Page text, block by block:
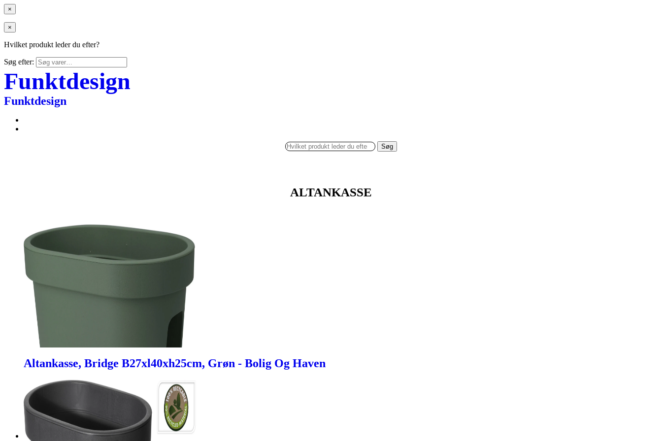
×
×
Hvilket produkt leder du efter?
Søg efter:
Funktdesign
Funktdesign
Søg
ALTANKASSE
Altankasse, Bridge B27xl40xh25cm, Grøn - Bolig Og Haven